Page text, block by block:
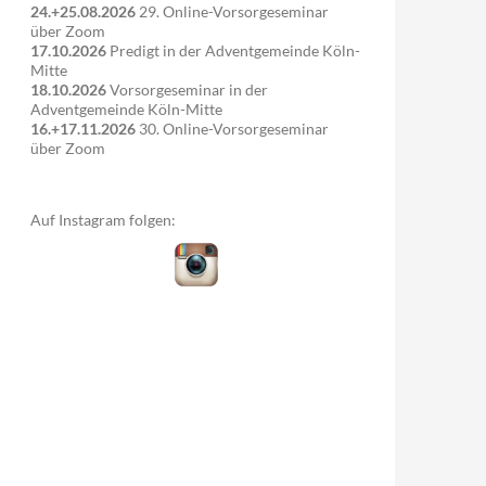
24.+25.08.2026 29. Online-Vorsorgeseminar
über Zoom
17.10.2026 Predigt in der Adventgemeinde Köln-
Mitte
18.10.2026Vorsorgeseminar in der
Adventgemeinde Köln-Mitte
16.+17.11.2026 30. Online-Vorsorgeseminar
über Zoom
Auf Instagram folgen: